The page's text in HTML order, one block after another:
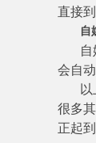
直接到
自
会自
很多
正起